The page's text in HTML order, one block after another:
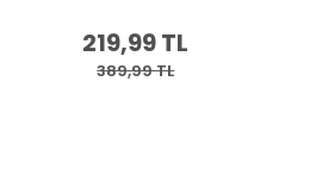
219,99 TL
389,99 TL